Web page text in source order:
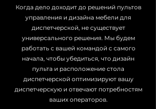
Когда дело доходит до решений пультов
управления и дизайна мебели для
диспетчерской, не существует
универсального решения. Мы будем
работать с вашей командой с самого
начала, чтобы убедиться, что дизайн
пульта и расположение стола
диспетчерской оптимизируют вашу
диспетчерскую и отвечают потребностям
ваших операторов.